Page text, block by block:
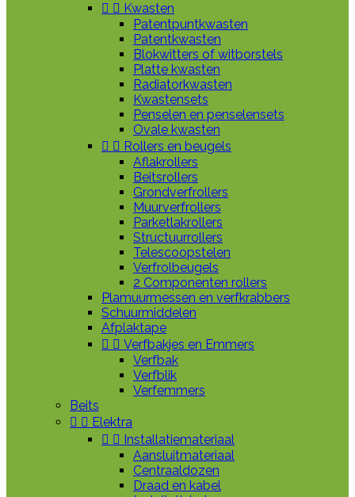
  Kwasten
Patentpuntkwasten
Patentkwasten
Blokwitters of witborstels
Platte kwasten
Radiatorkwasten
Kwastensets
Penselen en penselensets
Ovale kwasten
  Rollers en beugels
Aflakrollers
Beitsrollers
Grondverfrollers
Muurverfrollers
Parketlakrollers
Structuurrollers
Telescoopstelen
Verfrolbeugels
2 Componenten rollers
Plamuurmessen en verfkrabbers
Schuurmiddelen
Afplaktape
  Verfbakjes en Emmers
Verfbak
Verfblik
Verfemmers
Beits
  Elektra
  Installatiemateriaal
Aansluitmateriaal
Centraaldozen
Draad en kabel